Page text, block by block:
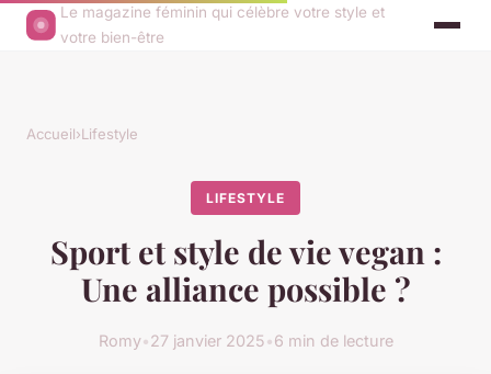
Le magazine féminin qui célèbre votre style et
votre bien-être
Accueil›Lifestyle
LIFESTYLE
Sport et style de vie vegan :
Une alliance possible ?
Romy•27 janvier 2025•6 min de lecture